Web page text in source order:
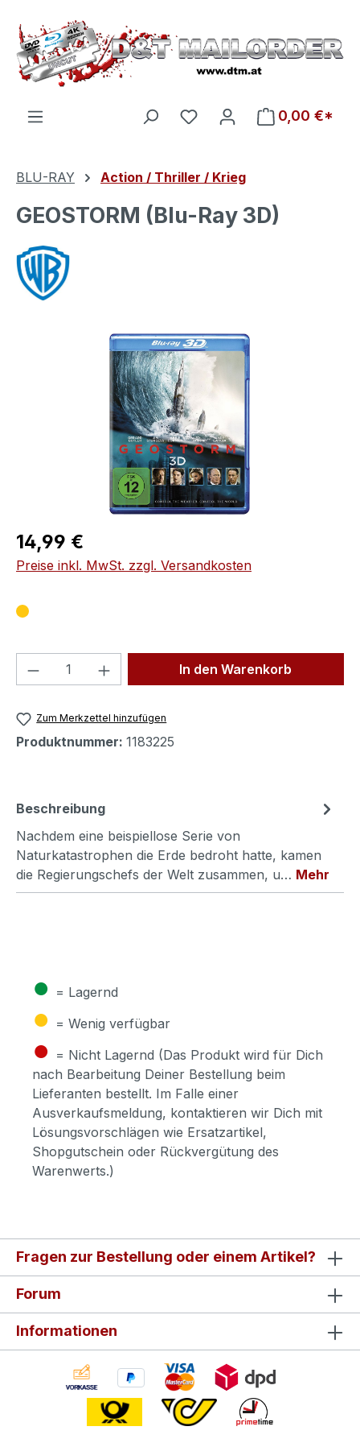
Zum Hauptinhalt springen
Du hast 0 Produkte auf
0,00 €*
BLU-RAY Action / Thriller / Krieg
GEOSTORM (Blu-Ray 3D)
Bildergalerie überspringen
Regulärer Preis:
14,99 €
Preise inkl. MwSt. zzgl. Versandkosten
Produkt Anzahl: Gib denIn den Warenkorb
Zum Merkzettel hinzufügen
Produktnummer: 1183225
Beschreibung
Nachdem eine beispiellose Serie von
Naturkatastrophen die Erde bedroht hatte, kamen
die Regierungschefs der Welt zusammen, u… Mehr
● = Lagernd
● = Wenig verfügbar
● = Nicht Lagernd (Das Produkt wird für Dich
nach Bearbeitung Deiner Bestellung beim
Lieferanten bestellt. Im Falle einer
Ausverkaufsmeldung, kontaktieren wir Dich mit
Lösungsvorschlägen wie Ersatzartikel,
Shopgutschein oder Rückvergütung des
Warenwerts.)
Fragen zur Bestellung oder einem Artikel?
Forum
Informationen